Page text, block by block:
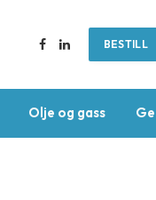
Facebook
LinkedInBESTILL
Olje og gass